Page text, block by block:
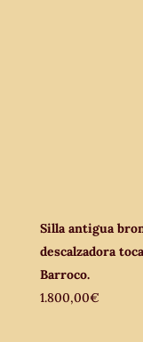
Silla antigua
descalzadora
Barroco.
1.800,00€